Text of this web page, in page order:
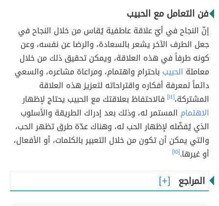
فن التعامل مع الحبيب
إنّ النجاح في أيّ علاقة عاطفية يُقاس من خلال النجاح في
جعل الطرف الآخر يشعر بالسعادة، والرضا عن نفسه، وعن
كونه طرفاً في هذه العلاقة، ويمكن تحقيق ذلك من خلال
معاملة الحبيب باحترام واهتمام، ومراعاة مشاعره، والسعي
دائماً لمعرفة أفكاره واقتراحاته لتعزيز هذه العلاقة
المشتركة،[١٤]
فالاحتفاظ بعلاقتك مع الحبيب يحتاج لإظهار
الاهتمام المستمر له، وذلك بعد إدراك الطريقة والأسلوب
الذي يُفضّله لإظهار الحب له، وهناك عدّة طرق تظهر الحب،
والتي يمكن أن تكون من خلال التعبير بالكلمات، أو الأفعال،
أو غيرها.[١٥]
المراجع